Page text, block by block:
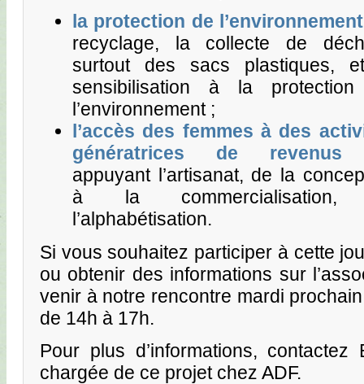
la protection de l’environnement
recyclage, la collecte de
surtout des sacs plastiques,
sensibilisation à la
l’environnement ;
l’accès des femmes à des
génératrices de revenus
appuyant l’artisanat, de la
à la
l’alphabétisation.
Si vous souhaitez participer à cette
ou obtenir des informations sur
venir à notre rencontre mardi
de 14h à 17h.
Pour plus d’informations, contactez
chargée de ce projet chez ADF.